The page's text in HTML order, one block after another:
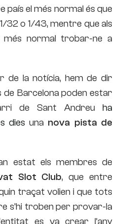
país el més normal és que
32 o 1/43, mentre que als
més normal trobar-ne a
de la notícia, hem de dir
de Barcelona poden estar
de Sant Andreu ha
dies una nova pista de
estat els membres de
Slot Club, que entre
traçat volien i que tots
s’hi troben per provar-la
es va crear l’any